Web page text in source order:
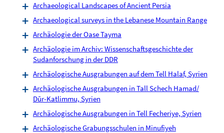
Archaeological Landscapes of Ancient Persia
Archaeological surveys in the Lebanese Mountain Range
Archäologie der Oase Tayma
Archäologie im Archiv: Wissenschaftsgeschichte der
Sudanforschung in der DDR
Archäologische Ausgrabungen auf dem Tell Halaf, Syrien
Archäologische Ausgrabungen in Tall Schech Hamad/
Dūr-Katlimmu, Syrien
Archäologische Ausgrabungen in Tell Fecheriye, Syrien
Archäologische Grabungsschulen in Minufiyeh